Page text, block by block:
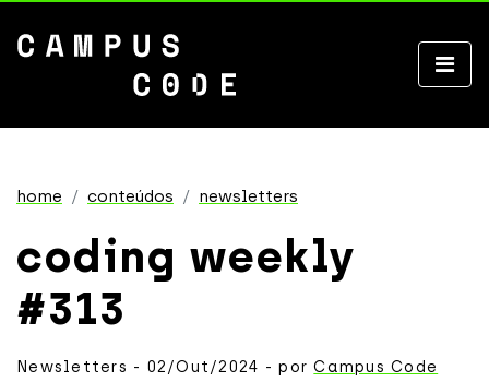
home conteúdos newsletters
coding weekly
#313
Newsletters - 02/Out/2024 - porCampus Code